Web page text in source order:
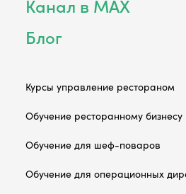
Канал в MAX
Блог
Курсы управление рестораном
Обучение ресторанному бизнесу
Обучение для шеф-поваров
Обучение для операционных